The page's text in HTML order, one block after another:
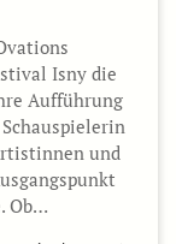
Isny die
Aufführung
und
Ob…